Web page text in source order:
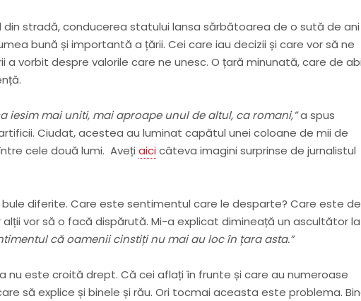
stradă, conducerea statului lansa sărbătoarea de o sută de
bună și importantă a țării. Cei care iau decizii și care vor să ne
a vorbit despre valorile care ne unesc. O țară minunată, care de
iesim mai uniti, mai aproape unul de altul, ca romani,”a spus
Ciudat, acestea au luminat capătul unei coloane de mii de
cele două lumi. Aveți aicicâteva imagini surprinse de jurnalistul
diferite. Care este sentimentul care le desparte? Care este de
vor să o facă dispărută. Mi-a explicat dimineață un ascultător la
că oamenii cinstiți nu mai au loc în țara asta.”
nu este croită drept. Că cei aflați în frunte și care au numeroase
să explice și binele și rău. Ori tocmai aceasta este problema.